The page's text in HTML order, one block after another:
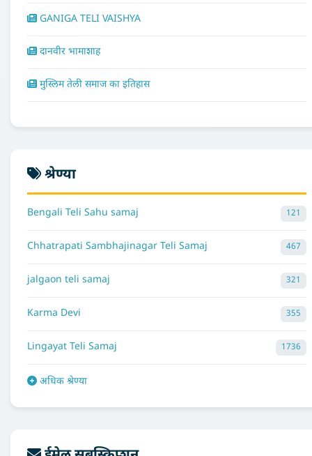
GANIGA TELI VAISHYA
दानवीर भामाशाह
मुस्लिम तेली समाज का इतिहास
श्रेण्या
Bengali Teli Sahu samaj 121
Chhatrapati Sambhajinagar Teli Samaj 467
jalgaon teli samaj 321
Karma Devi 355
Lingayat Teli Samaj 1736
अधिक श्रेण्या